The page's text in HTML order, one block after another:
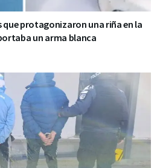
protagonizaron una riña en la
un arma blanca